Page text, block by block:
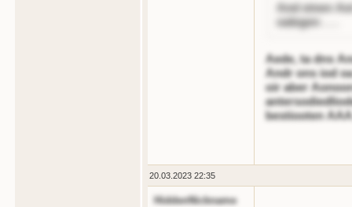
And einen
oalegen . . .
Aede, ta dns
Andr ons iod
oir aber
bestiooten
20.03.2023 22:35
HiddenNickname